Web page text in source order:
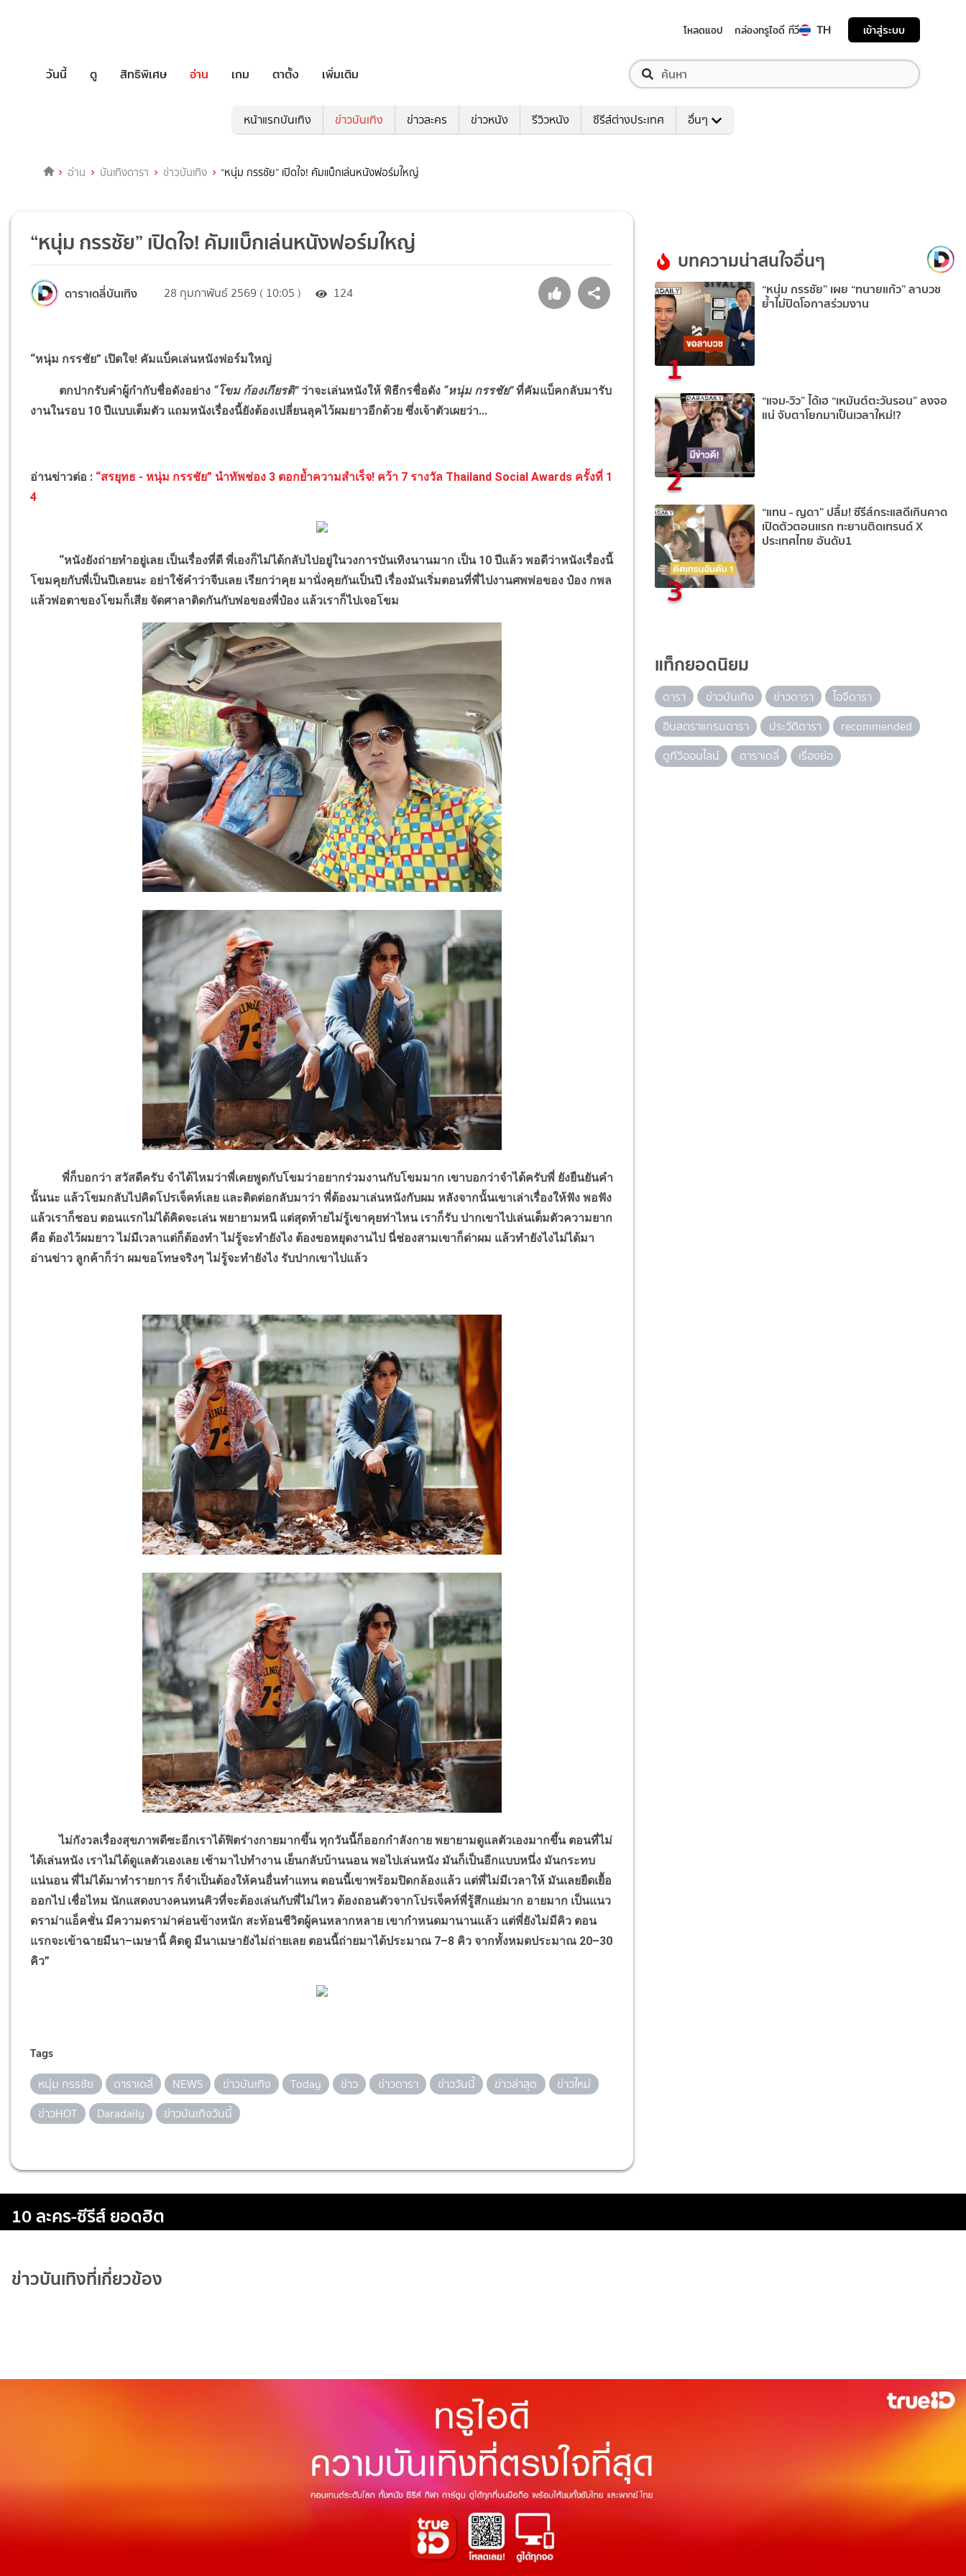
โหลดแอป กล่องทรูไอดี ทีวี TH เข้าสู่ระบบ
วันนี้ ดู สิทธิพิเศษ อ่าน เกม ตาตั้ง เพิ่มเติม
หน้าแรกบันเทิง ข่าวบันเทิง ข่าวละคร ข่าวหนัง รีวิวหนัง ซีรีส์ต่างประเทศ อื่นๆ
อ่าน บันเทิงดารา ข่าวบันเทิง “หนุ่ม กรรชัย” เปิดใจ! คัมแบ็กเล่นหนังฟอร์มใหญ่
“หนุ่ม กรรชัย” เปิดใจ! คัมแบ็กเล่นหนังฟอร์มใหญ่
ดาราเดลี่บันเทิง 28 กุมภาพันธ์ 2569 ( 10:05 ) 124
“หนุ่ม กรรชัย” เปิดใจ! คัมแบ็คเล่นหนังฟอร์มใหญ่
ตกปากรับคำผู้กำกับชื่อดังอย่าง “โขม ก้องเกียรติ”ว่าจะเล่นหนังให้ พิธีกรชื่อดัง “หนุ่ม กรรชัย”ที่คัมแบ็คกลับมารับ
งานในรอบ 10 ปีแบบเต็มตัว แถมหนังเรื่องนี้ยังต้องเปลี่ยนลุคไว้ผมยาวอีกด้วย ซึ่งเจ้าตัวเผยว่า...
อ่านข่าวต่อ : “สรยุทธ - หนุ่ม กรรชัย” นำทัพช่อง 3 ตอกย้ำความสำเร็จ! คว้า 7 รางวัล Thailand Social Awards ครั้งที่ 1
4
“หนังยังถ่ายทำอยู่เลย เป็นเรื่องที่ดี พี่เองก็ไม่ได้กลับไปอยู่ในวงการบันเทิงนานมาก เป็น 10 ปีแล้ว พอดีว่าหนังเรื่องนี้
โขมคุยกับพี่เป็นปีเลยนะ อย่าใช้คำว่าจีบเลย เรียกว่าคุย มานั่งคุยกันเป็นปี เรื่องมันเริ่มตอนที่พี่ไปงานศพพ่อของ ป๋อง กพล
แล้วพ่อตาของโขมก็เสีย จัดศาลาติดกันกับพ่อของพี่ป๋อง แล้วเราก็ไปเจอโขม
พี่ก็บอกว่า สวัสดีครับ จำได้ไหมว่าพี่เคยพูดกับโขมว่าอยากร่วมงานกับโขมมาก เขาบอกว่าจำได้ครับพี่ ยังยืนยันคำ
นั้นนะ แล้วโขมกลับไปคิดโปรเจ็คท์เลย และติดต่อกลับมาว่า พี่ต้องมาเล่นหนังกับผม หลังจากนั้นเขาเล่าเรื่องให้ฟัง พอฟัง
แล้วเราก็ชอบ ตอนแรกไม่ได้คิดจะเล่น พยายามหนี แต่สุดท้ายไม่รู้เขาคุยท่าไหน เราก็รับ ปากเขาไปเล่นเต็มตัวความยาก
คือ ต้องไว้ผมยาว ไม่มีเวลาแต่ก็ต้องทำ ไม่รู้จะทำยังไง ต้องขอหยุดงานไป นี่ช่องสามเขาก็ด่าผม แล้วทำยังไงไม่ได้มา
อ่านข่าว ลูกค้าก็ว่า ผมขอโทษจริงๆ ไม่รู้จะทำยังไง รับปากเขาไปแล้ว
ไม่กังวลเรื่องสุขภาพดีซะอีกเราได้ฟิตร่างกายมากขึ้น ทุกวันนี้ก็ออกกำลังกาย พยายามดูแลตัวเองมากขึ้น ตอนที่ไม่
ได้เล่นหนัง เราไม่ได้ดูแลตัวเองเลย เช้ามาไปทำงาน เย็นกลับบ้านนอน พอไปเล่นหนัง มันก็เป็นอีกแบบหนึ่ง มันกระทบ
แน่นอน พี่ไม่ได้มาทำรายการ ก็จำเป็นต้องให้คนอื่นทำแทน ตอนนี้เขาพร้อมปิดกล้องแล้ว แต่พี่ไม่มีเวลาให้ มันเลยยืดเยื้อ
ออกไป เชื่อไหม นักแสดงบางคนทนคิวที่จะต้องเล่นกับพี่ไม่ไหว ต้องถอนตัวจากโปรเจ็คท์พี่รู้สึกแย่มาก อายมาก เป็นแนว
ดราม่าแอ็คชั่น มีความดราม่าค่อนข้างหนัก สะท้อนชีวิตผู้คนหลากหลาย เขากำหนดมานานแล้ว แต่พี่ยังไม่มีคิว ตอน
แรกจะเข้าฉายมีนา–เมษานี้ คิดดู มีนาเมษายังไม่ถ่ายเลย ตอนนี้ถ่ายมาได้ประมาณ 7–8 คิว จากทั้งหมดประมาณ 20–30
คิว”
Tags
หนุ่ม กรรชัย ดาราเดลี่ NEWS ข่าวบันเทิง Today ข่าว ข่าวดารา ข่าววันนี้ ข่าวล่าสุด
ข่าวใหม่
ข่าวHOT
Daradaily ข่าวบันเทิงวันนี้
บทความน่าสนใจอื่นๆ
1
“หนุ่ม กรรชัย” เผย “ทนายแก้ว” ลาบวช
ย้ำไม่ปิดโอกาสร่วมงาน
2
“แจม-วิว” ได้เฮ “เหมันต์ตะวันรอน” ลงจอ
แน่ จับตาโยกมาเป็นเวลาใหม่!?
3
“แทน - ญดา” ปลื้ม! ซีรีส์กระแสดีเกินคาด
เปิดตัวตอนแรก ทะยานติดเทรนด์ X
ประเทศไทย อันดับ1
แท็กยอดนิยม
ดารา ข่าวบันเทิง ข่าวดารา
ไอจีดารา
อินสตราแกรมดารา
ประวัติดารา
recommended
ดูทีวีออนไลน์
ดาราเดลี่ เรื่องย่อ
10 ละคร-ซีรีส์ ยอดฮิต
ข่าวบันเทิงที่เกี่ยวข้อง